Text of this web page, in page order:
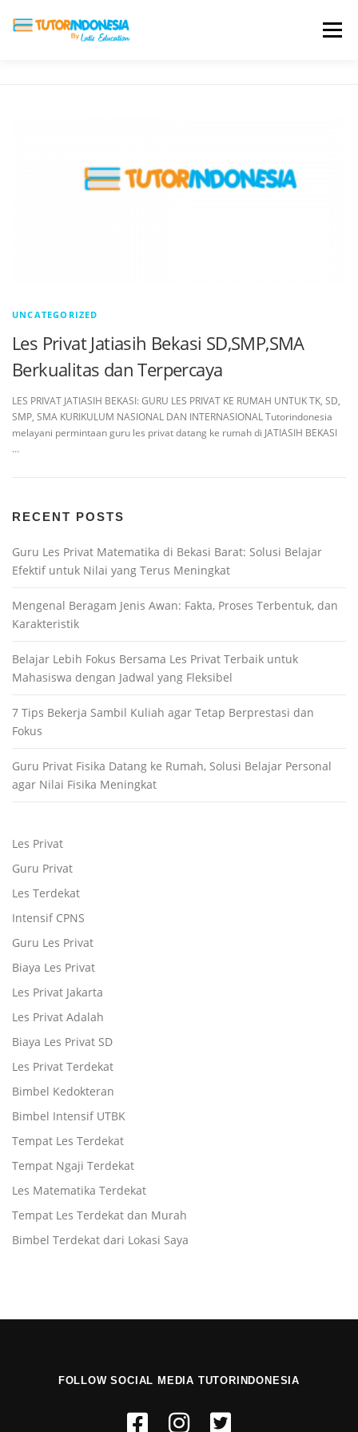
Menu
UNCATEGORIZED
Les Privat Jatiasih Bekasi SD,SMP,SMA
Berkualitas dan Terpercaya
LES PRIVAT JATIASIH BEKASI: GURU LES PRIVAT KE RUMAH UNTUK TK, SD,
SMP, SMA KURIKULUM NASIONAL DAN INTERNASIONAL Tutorindonesia
melayani permintaan guru les privat datang ke rumah di JATIASIH BEKASI
…
RECENT POSTS
Guru Les Privat Matematika di Bekasi Barat: Solusi Belajar
Efektif untuk Nilai yang Terus Meningkat
Mengenal Beragam Jenis Awan: Fakta, Proses Terbentuk, dan
Karakteristik
Belajar Lebih Fokus Bersama Les Privat Terbaik untuk
Mahasiswa dengan Jadwal yang Fleksibel
7 Tips Bekerja Sambil Kuliah agar Tetap Berprestasi dan
Fokus
Guru Privat Fisika Datang ke Rumah, Solusi Belajar Personal
agar Nilai Fisika Meningkat
Les Privat
Guru Privat
Les Terdekat
Intensif CPNS
Guru Les Privat
Biaya Les Privat
Les Privat Jakarta
Les Privat Adalah
Biaya Les Privat SD
Les Privat Terdekat
Bimbel Kedokteran
Bimbel Intensif UTBK
Tempat Les Terdekat
Tempat Ngaji Terdekat
Les Matematika Terdekat
Tempat Les Terdekat dan Murah
Bimbel Terdekat dari Lokasi Saya
FOLLOW SOCIAL MEDIA TUTORINDONESIA